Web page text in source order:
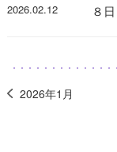
2026.02.12 ８日
2026年1月